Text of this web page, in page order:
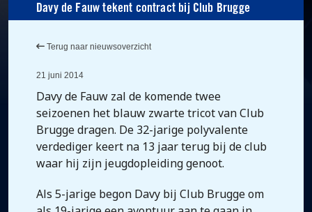
Davy de Fauw tekent contract bij Club Brugge
Terug naar nieuwsoverzicht
21 juni 2014
Davy de Fauw zal de komende twee
seizoenen het blauw zwarte tricot van Club
Brugge dragen. De 32-jarige polyvalente
verdediger keert na 13 jaar terug bij de club
waar hij zijn jeugdopleiding genoot.
Als 5-jarige begon Davy bij Club Brugge om